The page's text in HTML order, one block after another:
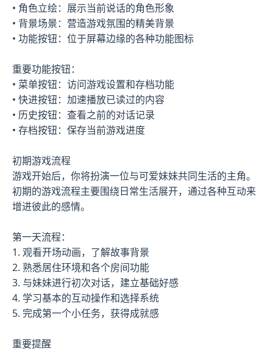
• 角色立绘：展示当前说话的角色形象
• 背景场景：营造游戏氛围的精美背景
• 功能按钮：位于屏幕边缘的各种功能图标
重要功能按钮：
• 菜单按钮：访问游戏设置和存档功能
• 快进按钮：加速播放已读过的内容
• 历史按钮：查看之前的对话记录
• 存档按钮：保存当前游戏进度
初期游戏流程
游戏开始后，你将扮演一位与可爱妹妹共同生活的主角。
初期的游戏流程主要围绕日常生活展开，通过各种互动来
增进彼此的感情。
第一天流程：
1. 观看开场动画，了解故事背景
2. 熟悉居住环境和各个房间功能
3. 与妹妹进行初次对话，建立基础好感
4. 学习基本的互动操作和选择系统
5. 完成第一个小任务，获得成就感
重要提醒